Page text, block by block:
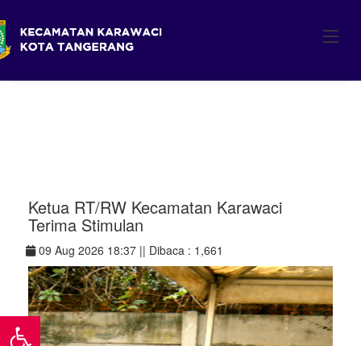
Ketua RT/RW Kecamatan Karawaci
Terima Stimulan
09 Aug 2026 18:37 || Dibaca : 1,661